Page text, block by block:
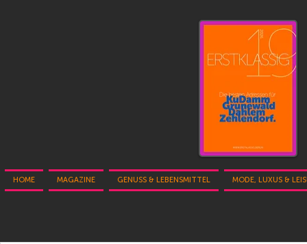
HOME MAGAZINE GENUSS & LEBENSMITTEL MODE, LUXUS &